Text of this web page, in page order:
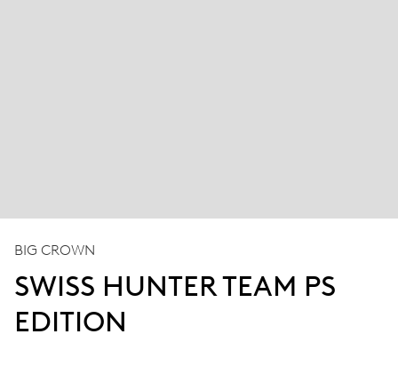
BIG CROWN
SWISS HUNTER TEAM PS
EDITION